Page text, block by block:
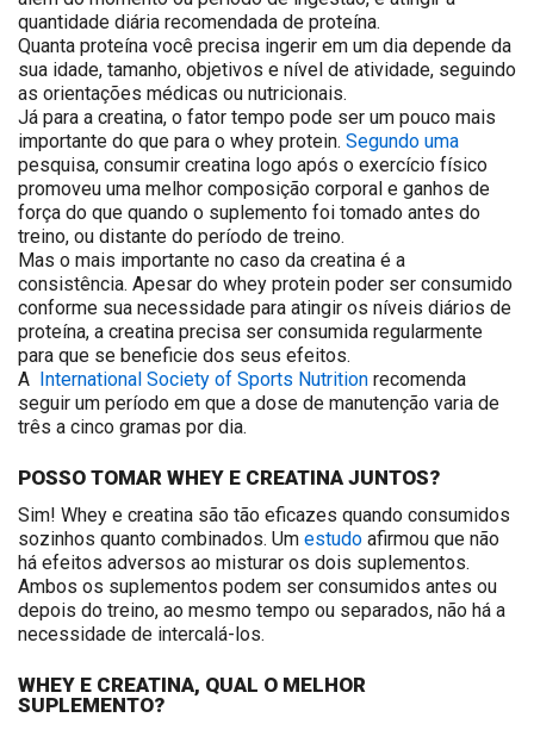
quantidade diária recomendada de proteína.
Quanta proteína você precisa ingerir em um dia depende da
sua idade, tamanho, objetivos e nível de atividade, seguindo
as orientações médicas ou nutricionais.
Já para a creatina, o fator tempo pode ser um pouco mais
importante do que para o whey protein. Segundo uma
pesquisa, consumir creatina logo após o exercício físico
promoveu uma melhor composição corporal e ganhos de
força do que quando o suplemento foi tomado antes do
treino, ou distante do período de treino.
Mas o mais importante no caso da creatina é a
consistência. Apesar do whey protein poder ser consumido
conforme sua necessidade para atingir os níveis diários de
proteína, a creatina precisa ser consumida regularmente
para que se beneficie dos seus efeitos.
A International Society of Sports Nutrition recomenda
seguir um período em que a dose de manutenção varia de
três a cinco gramas por dia.
POSSO TOMAR WHEY E CREATINA JUNTOS?
Sim! Whey e creatina são tão eficazes quando consumidos
sozinhos quanto combinados. Um estudo afirmou que não
há efeitos adversos ao misturar os dois suplementos.
Ambos os suplementos podem ser consumidos antes ou
depois do treino, ao mesmo tempo ou separados, não há a
necessidade de intercalá-los.
WHEY E CREATINA, QUAL O MELHOR
SUPLEMENTO?